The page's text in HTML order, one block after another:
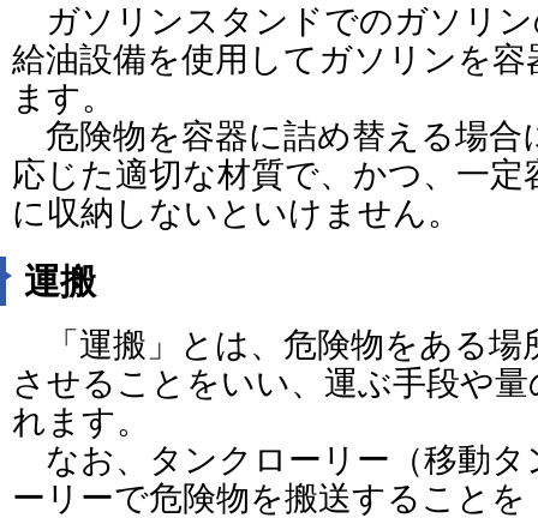
ガソリンスタンドでのガソリ
給油設備を使用してガソリンを
ます。
危険物を容器に詰め替える場合
応じた適切な材質で、かつ、一定
に収納しないといけません。
運搬
「運搬」とは、危険物をある場
させることをいい、運ぶ手段や
れます。
なお、タンクローリー（移動タ
ーリーで危険物を搬送すること